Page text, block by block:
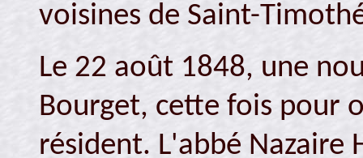
voisines de Saint-
Le 22 août 1848, une
Bourget, cette fois pour
résident. L'abbé Nazaire